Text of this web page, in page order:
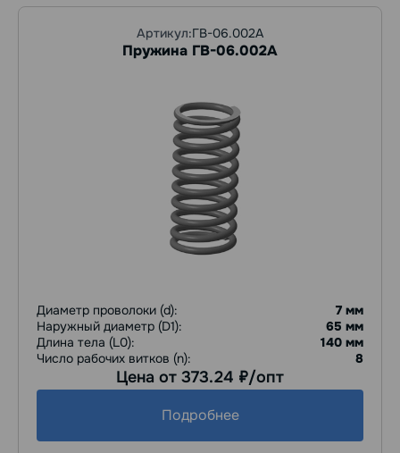
Артикул:ГВ-06.002А
Пружина ГВ-06.002А
Диаметр проволоки (d):
7 мм
Наружный диаметр (D1):
65 мм
Длина тела (L0):
140 мм
Число рабочих витков (n):
8
Цена от 373.24 руб./опт
Подробнее